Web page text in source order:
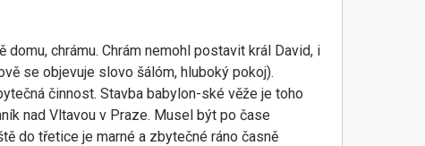
chrámu. Chrám nemohl postavit král David, i
se objevuje slovo šálóm, hluboký pokoj).
činnost. Stavba babylon-ské věže je toho
nad Vltavou v Praze. Musel být po čase
do třetice je marné a zbytečné ráno časně